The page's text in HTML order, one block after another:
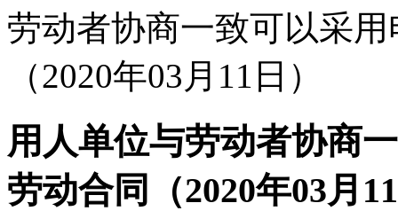
劳动者协商一致可以采
（2020年03月11日）
用人单位与劳动者协商
劳动合同（2020年03月